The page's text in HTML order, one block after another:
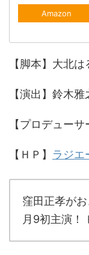
Amazon
【脚本】大北は
【演出】鈴木雅
【プロデュー
【ＨＰ】 ラジエ
窪田正孝が
月9初主演！